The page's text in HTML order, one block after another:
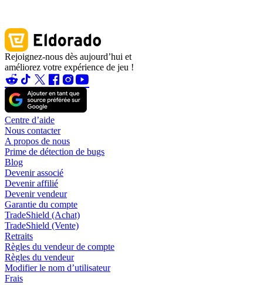
Rejoignez-nous dès aujourd’hui et
améliorez votre expérience de jeu !
Centre d’aide
Nous contacter
A propos de nous
Prime de détection de bugs
Blog
Devenir associé
Devenir affilié
Devenir vendeur
Garantie du compte
TradeShield (Achat)
TradeShield (Vente)
Retraits
Règles du vendeur de compte
Règles du vendeur
Modifier le nom d’utilisateur
Frais